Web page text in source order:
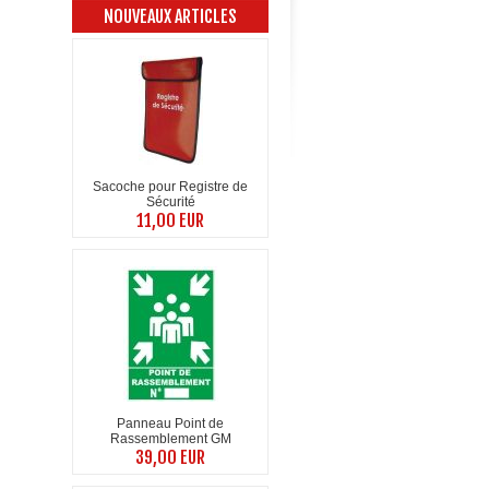
NOUVEAUX ARTICLES
Sacoche pour Registre de
Sécurité
11,00 EUR
Panneau Point de
Rassemblement GM
39,00 EUR